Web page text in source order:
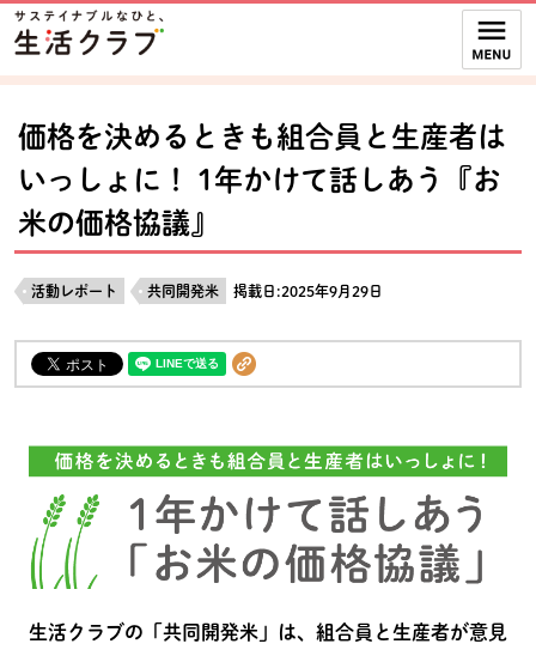
ページの先頭です。
本文へジャンプする。
ここからサイト内共通メニューです。
サイト内共通メニューをスキップする
サイト内共通メニューここまで。
価格を決めるときも組合員と生産者は
いっしょに！ 1年かけて話しあう『お
米の価格協議』
活動レポート 共同開発米 掲載日:2025年9月29日
生活クラブの「共同開発米」は、組合員と生産者が意見